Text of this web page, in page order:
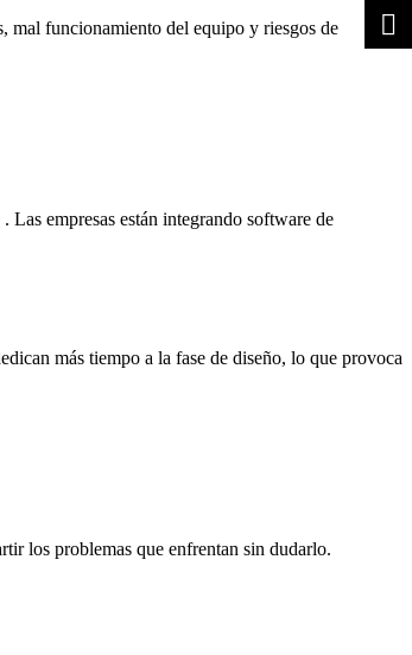
mal funcionamiento del equipo y riesgos de
. Las empresas están integrando software de
más tiempo a la fase de diseño, lo que provoca
los problemas que enfrentan sin dudarlo.